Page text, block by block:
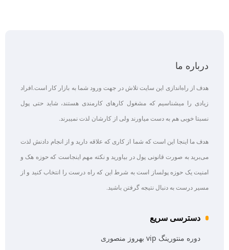
درباره ما
هدف از راه‌اندازی این سایت تلاش در جهت ورود شما به بازار کار است.افراد
زیادی را میشناسیم که مشغول کارهای کارمندی هستند، شاید حتی پول
نسبتا خوبی هم به دست میاورند ولی از کارشان لذت نمیبرند.
هدف ما اینجا این است که شما از کاری که علاقه‌ دارید و از انجام دادنش لذت
می‌برید به صورت قانونی پول در بیاورید و نکته مهم اینجاست که حوزه هک و
امنیت یک حوزه پولساز است به شرط این که راه درست را انتخاب کنید و از
مسیر درست به دنبال نتیجه گرفتن باشید.
دسترسی سریع
دوره منتورینگ vip بهروز منصوری